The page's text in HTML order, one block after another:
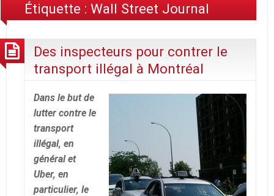
Étiquette :Wall Street Journal
Des inspecteurs pour contrer le
transport illégal à Montréal
Dans le but de
lutter contre le
transport
illégal, en
général et
Uber, en
particulier, le